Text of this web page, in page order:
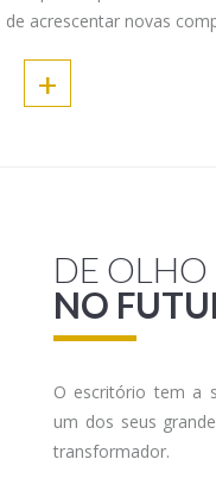
de acrescentar novas
+
DE OLHO
NO
O escritório tem a
um dos seus
transformador.